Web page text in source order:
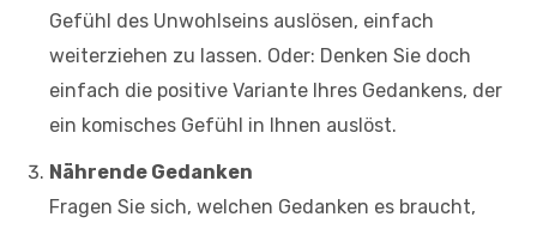
Gefühl des Unwohlseins auslösen, einfach
weiterziehen zu lassen. Oder: Denken Sie doch
einfach die positive Variante Ihres Gedankens, der
ein komisches Gefühl in Ihnen auslöst.
Nährende Gedanken
Fragen Sie sich, welchen Gedanken es braucht,